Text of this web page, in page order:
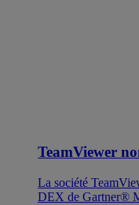
TeamViewer
La société
DEX de Gartner®